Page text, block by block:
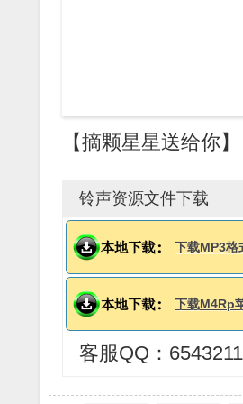
【摘颗星星送给你】
铃声资源文件下载
下载MP3格
下载M4Rp
客服QQ：